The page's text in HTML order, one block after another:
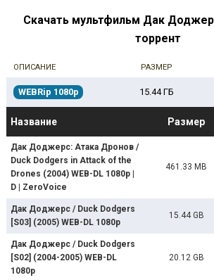
Скачать мультфильм Дак
торрент
ОПИСАНИЕ РАЗМЕР
WEBRip 1080p 15.44 ГБ
Название Размер
Дак Доджерс: Атака Дронов /
Duck Dodgers in Attack of the
Drones (2004) WEB-DL 1080p |
D | ZeroVoice
461.33 MB
Дак Доджерс / Duck Dodgers
[S03] (2005) WEB-DL 1080p
15.44 GB
Дак Доджерс / Duck Dodgers
[S02] (2004-2005) WEB-DL
1080p
20.12 GB